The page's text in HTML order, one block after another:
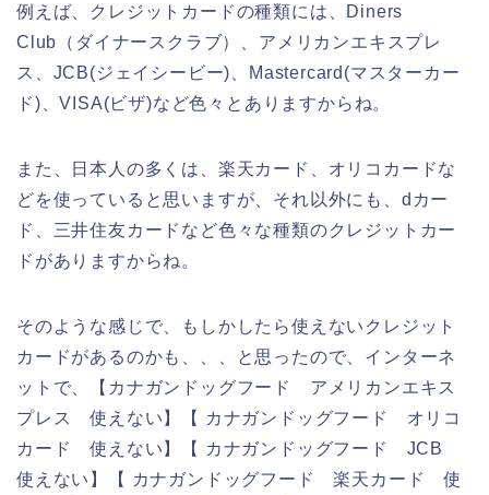
例えば、クレジットカードの種類には、Diners
Club（ダイナースクラブ）、アメリカンエキスプレ
ス、JCB(ジェイシービー)、Mastercard(マスターカー
ド)、VISA(ビザ)など色々とありますからね。
また、日本人の多くは、楽天カード、オリコカードな
どを使っていると思いますが、それ以外にも、dカー
ド、三井住友カードなど色々な種類のクレジットカー
ドがありますからね。
そのような感じで、もしかしたら使えないクレジット
カードがあるのかも、、、と思ったので、インターネ
ットで、【カナガンドッグフード アメリカンエキス
プレス 使えない】【 カナガンドッグフード オリコ
カード 使えない】【 カナガンドッグフード JCB
使えない】【 カナガンドッグフード 楽天カード 使